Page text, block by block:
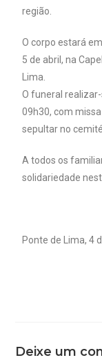
região.
O corpo estará
5 de abril, na
Lima.
O funeral
09h30, com
sepultar no
A todos os
solidariedade
Ponte de Lima, 4
Deixe um